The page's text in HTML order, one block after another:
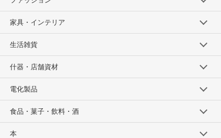
家具・インテリア
生活雑貨
什器・店舗資材
電化製品
食品・菓子・飲料・酒
本